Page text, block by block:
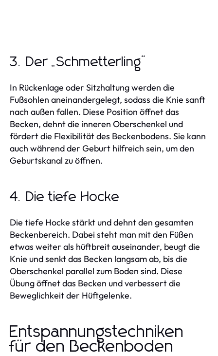
3. Der „Schmetterling“
In Rückenlage oder Sitzhaltung werden die
Fußsohlen aneinandergelegt, sodass die Knie sanft
nach außen fallen. Diese Position öffnet das
Becken, dehnt die inneren Oberschenkel und
fördert die Flexibilität des Beckenbodens. Sie kann
auch während der Geburt hilfreich sein, um den
Geburtskanal zu öffnen.
4. Die tiefe Hocke
Die tiefe Hocke stärkt und dehnt den gesamten
Beckenbereich. Dabei steht man mit den Füßen
etwas weiter als hüftbreit auseinander, beugt die
Knie und senkt das Becken langsam ab, bis die
Oberschenkel parallel zum Boden sind. Diese
Übung öffnet das Becken und verbessert die
Beweglichkeit der Hüftgelenke.
Entspannungstechniken
für den Beckenboden